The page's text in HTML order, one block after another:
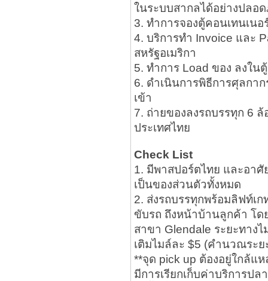
ในระบบสากลได้อย่างปลอ
3. ทำการจองตู้คอนเทนเนอ
4. บริการทำ Invoice และ
สหรัฐอเมริกา
5. ทำการ Load ของ ลงใน
6. ดำเนินการพิธีการศุลกา
เข้า
7. ถ่ายของลงรถบรรทุก 6
ประเทศไทย
Check List
1. มีพาสปอร์ตไทย และอาศั
เป็นของส่วนตัวทั้งหมด
2. ส่งรถบรรทุกพร้อมลิฟท์เ
ขับรถ ถึงหน้าบ้านลูกค้า โด
สาขา Glendale ระยะทาง
เติมไมล์ละ $5 (คำนวณระย
**จุด pick up ต้องอยู่ใกล้แ
มีการเรียกเก็บค่าบริการป